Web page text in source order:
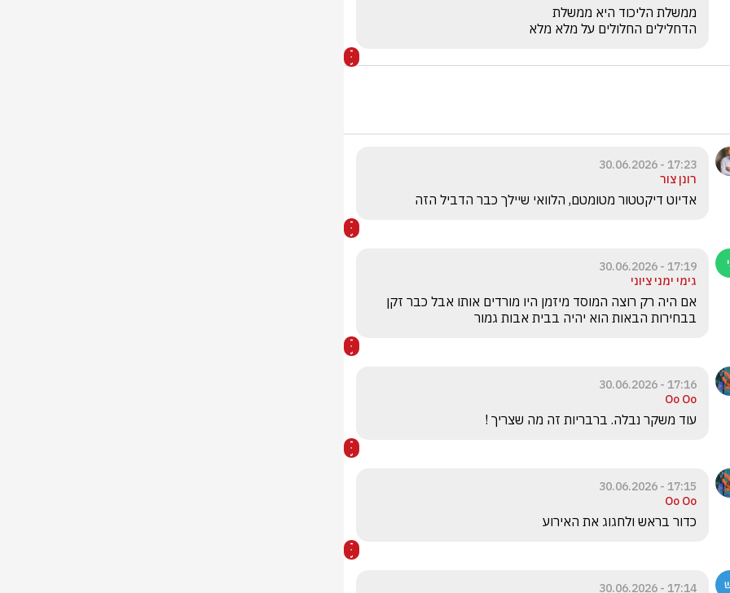
הדחלילים החלולים על מלא מלא
17:23 - 30.06.2026
רונן צור
אדיוט דיקטטור מטומטם, הלוואי שיילך כבר הדביל הזה
17:19 - 30.06.2026
גימי ימני ציוני
בבחירות הבאות הוא יהיה בבית אבות גמור
17:16 - 30.06.2026
Oo Oo
עוד משקר נבלה. ברבריות זה מה שצריך !
17:15 - 30.06.2026
Oo Oo
כדור בראש ולחגוג את האירוע
17:14 - 30.06.2026